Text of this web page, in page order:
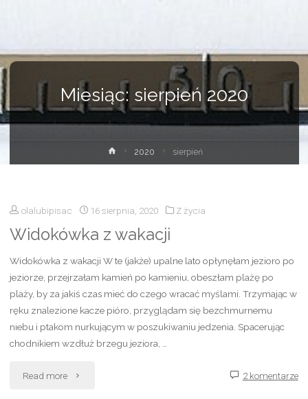
Miesiąc: sierpień 2020
Strona
główna
2020 sierpień
olalubipisac 16 sierpnia, 2020 Z życia
Widokówka z wakacji
Widokówka z wakacji W te (jakże) upalne lato opłynęłam jezioro po
jeziorze, przejrzałam kamień po kamieniu, obeszłam plażę po
plaży, by za jakiś czas mieć do czego wracać myślami. Trzymając w
ręku znalezione kacze pióro, przyglądam się bezchmurnemu
niebu i ptakom nurkującym w poszukiwaniu jedzenia. Spacerując
chodnikiem wzdłuż brzegu jeziora, …
Read more "Widokówka 2 komentarze